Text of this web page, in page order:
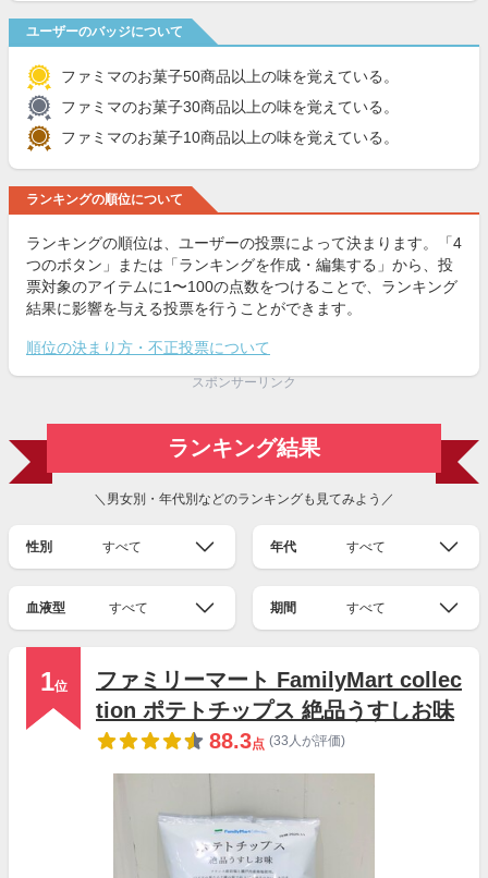
ユーザーのバッジについて
ファミマのお菓子50商品以上の味を覚えている。
ファミマのお菓子30商品以上の味を覚えている。
ファミマのお菓子10商品以上の味を覚えている。
ランキングの順位について
ランキングの順位は、ユーザーの投票によって決まります。「4
つのボタン」または「ランキングを作成・編集する」から、投
票対象のアイテムに1〜100の点数をつけることで、ランキング
結果に影響を与える投票を行うことができます。
順位の決まり方・不正投票について
スポンサーリンク
ランキング結果
＼男女別・年代別などのランキングも見てみよう／
性別 すべて 年代 すべて
血液型 すべて 期間 すべて
1位
ファミリーマート FamilyMart collec
tion ポテトチップス 絶品うすしお味
88.3点 (33人が評価)